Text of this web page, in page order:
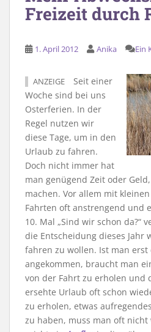
Freizeit durch
1. April 2012 Anika Ein
ANZEIGE
Seit einer
Woche sind bei uns
Osterferien. In der
Regel nutzen wir
diese Tage, um in den
Urlaub zu fahren.
Doch nicht immer hat
man genügend Zeit oder
machen. Vor allem mit
Fahrten oft anstrengend und
10. Mal „Sind wir schon da?“
die Entscheidung dieses Jahr
fahren zu wollen. Ist man
angekommen, braucht man
von der Fahrt zu erholen und
ersehte Urlaub oft schon
zu erholen, etwas
zu haben, muss man oft